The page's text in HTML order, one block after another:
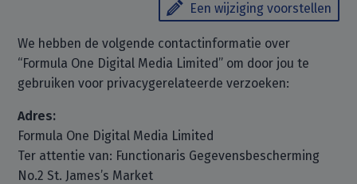
Een wijziging voorstellen
We hebben de volgende contactinformatie over
“Formula One Digital Media Limited” om door jou te
gebruiken voor privacygerelateerde verzoeken:
Adres:
Formula One Digital Media Limited
Ter attentie van: Functionaris Gegevensbescherming
No.2 St. James’s Market